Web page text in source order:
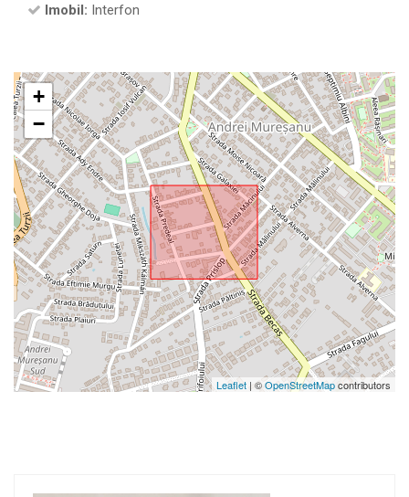
Imobil: Interfon
+
−
Leaflet | ©OpenStreetMapcontributors